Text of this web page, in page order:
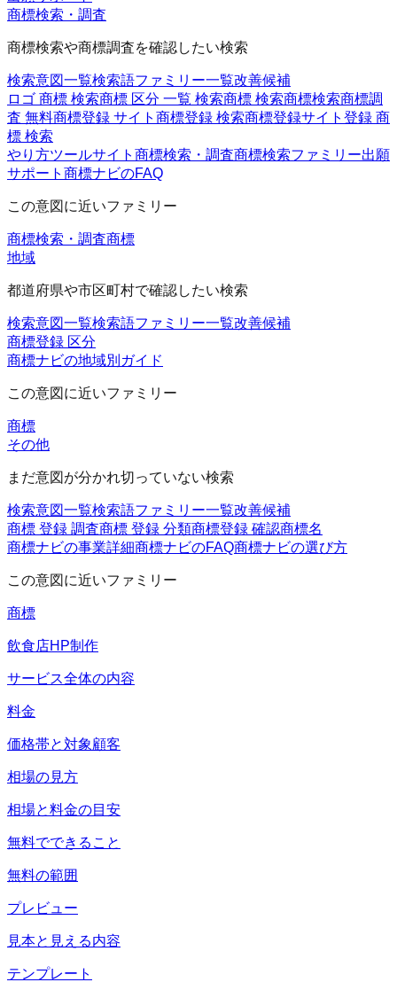
商標検索・調査
商標検索や商標調査を確認したい検索
検索意図一覧検索語ファミリー一覧改善候補
ロゴ 商標 検索商標 区分 一覧 検索商標 検索商標検索商標調
査 無料商標登録 サイト 商標登録 検索商標登録サイト 登録 商
標 検索
やり方ツールサイト 商標検索・調査商標検索ファミリー出願
サポート 商標ナビのFAQ
この意図に近いファミリー
商標検索・調査商標
地域
都道府県や市区町村で確認したい検索
検索意図一覧検索語ファミリー一覧改善候補
商標登録 区分
商標ナビの地域別ガイド
この意図に近いファミリー
商標
その他
まだ意図が分かれ切っていない検索
検索意図一覧検索語ファミリー一覧改善候補
商標 登録 調査商標 登録 分類商標登録 確認商標名
商標ナビの事業詳細商標ナビのFAQ商標ナビの選び方
この意図に近いファミリー
商標
飲食店HP制作
サービス全体の内容
料金
価格帯と対象顧客
相場の見方
相場と料金の目安
無料でできること
無料の範囲
プレビュー
見本と見える内容
テンプレート